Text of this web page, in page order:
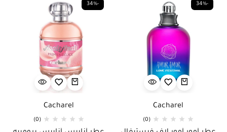
-34%
Cacharel
(0)
-34%
Cacharel
(0)